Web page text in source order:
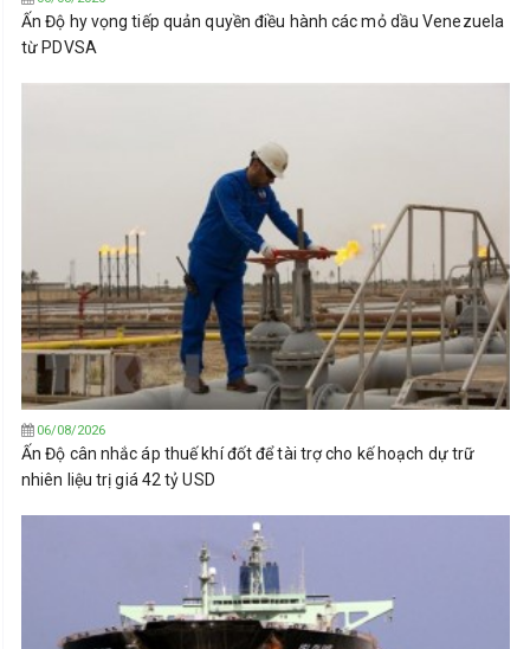
Ấn Độ hy vọng tiếp quản quyền điều hành các mỏ dầu Venezuela
từ PDVSA
06/08/2026
Ấn Độ cân nhắc áp thuế khí đốt để tài trợ cho kế hoạch dự trữ
nhiên liệu trị giá 42 tỷ USD